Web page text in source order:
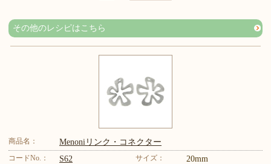
その他のレシピはこちら
商品名： Menoniリンク・コネクター
コードNo.： S62 サイズ： 20mm